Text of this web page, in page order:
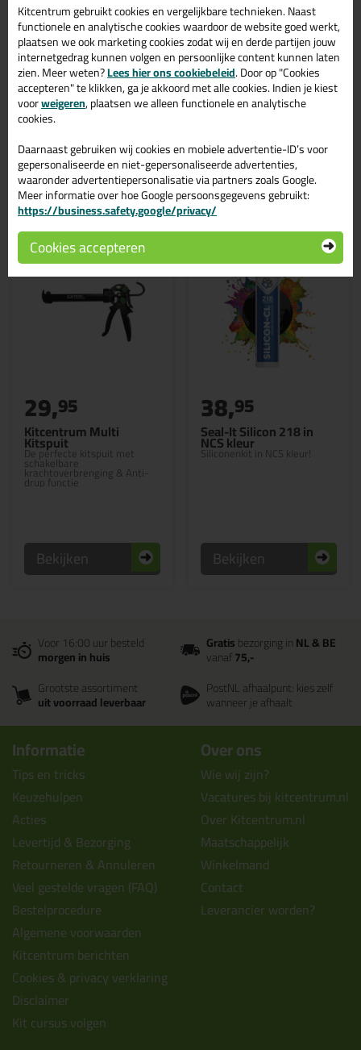
product?Lees alles over dit product >
Tips & tricks voor Seal-it Silicon 218
in RAL kleur
In de volgende blogs wordt dit product gebruikt:
Welke kit heb ik nodig voor mijn badkamer?
Gerelateerde producten
Kitcentrum Multi
Kitspuit
De perfecte kitspuit met
schakelbare
krachtoverbrenging & Anti-
drup functie
29,95
Bekijken
Seal-It Silicon 218 in
NCS kleur
Siliconenkit in NCS kleur!
38,95
Bekijken
Voor 16:00 uur besteld
morgen in huis
Gratisbezorging inNL & BE
vanaf75,-
Grootste assortiment
uit voorraad leverbaar
PostNL afhaalpunt: kies zelf
wanneer je afhaalt
Informatie
Tips en tricks
Keuzehulpen
Acties
Levertijd & Bezorging
Retourneren & Annuleren
Veel gestelde vragen (FAQ)
Bestelprocedure
Algemene voorwaarden
Kitcentrum berichten
Cookies & privacy verklaring
Disclaimer
Kit cursus volgen
Over ons
Wie wij zijn?
Vacatures bij kitcentrum.nl
Over Kitcentrum.nl
Maatschappelijk
Winkelmand
Contact
Leverancier worden?
Kitcentrum gebruikt cookies en vergelijkbare technieken. Naast
functionele en analytische cookies waardoor de website goed werkt,
plaatsen we ook marketing cookies zodat wij en derde partijen jouw
internetgedrag kunnen volgen en persoonlijke content kunnen laten
zien. Meer weten?Lees hier ons cookiebeleid. Door op "Cookies
accepteren" te klikken, ga je akkoord met alle cookies. Indien je kiest
voorweigeren, plaatsen we alleen functionele en analytische
cookies.
Daarnaast gebruiken wij cookies en mobiele advertentie-ID’s voor
gepersonaliseerde en niet-gepersonaliseerde advertenties,
waaronder advertentiepersonalisatie via partners zoals Google.
Meer informatie over hoe Google persoonsgegevens gebruikt:
https://business.safety.google/privacy/
Cookies accepteren